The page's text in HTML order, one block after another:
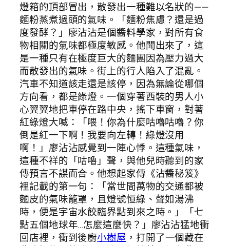
燈箱的頂部冒出，散發出一種難以名狀的——
麵粉蒸煮過頭的氣味。「麵粉焦慮？還是過
度發酵？」廖沾沾是個醬料學家，對所有食
物相關的氣味都極度敏感。他聞出來了，這
是一種只有在極度巨大的麵團因為壓力過大
而散發出的氣味。街上的行人陷入了混亂。
汽車不知道該走還是該停，因為無論從哪個
方向看，都是綠燈。一個穿著西裝的男人小
心翼翼地把車停在路中央，搖下車窗，對著
紅綠燈大喊：「喂！你為什麼咕嚕咕嚕？你
倒是紅一下啊！我要向左轉！綠燈沒用
啊！」廖沾沾感覺到一陣心悸。這種氣味，
這種不祥的「咕嚕」聲，與他兒時聽到的家
傳預言不謀而合。他想起家傳《沾醬秘笈》
裡記載的第一句：「當世間萬物的交通都被
麵皮的氣味籠罩，且燈號恒綠、聲如湯沸
時，便是宇宙水餃臨界點到來之時。」「七
點五個地球年…怎麼這麼快？」廖沾沾猛地衝
回店裡，衝到後廚小樹屋 ，打開了一個藏在